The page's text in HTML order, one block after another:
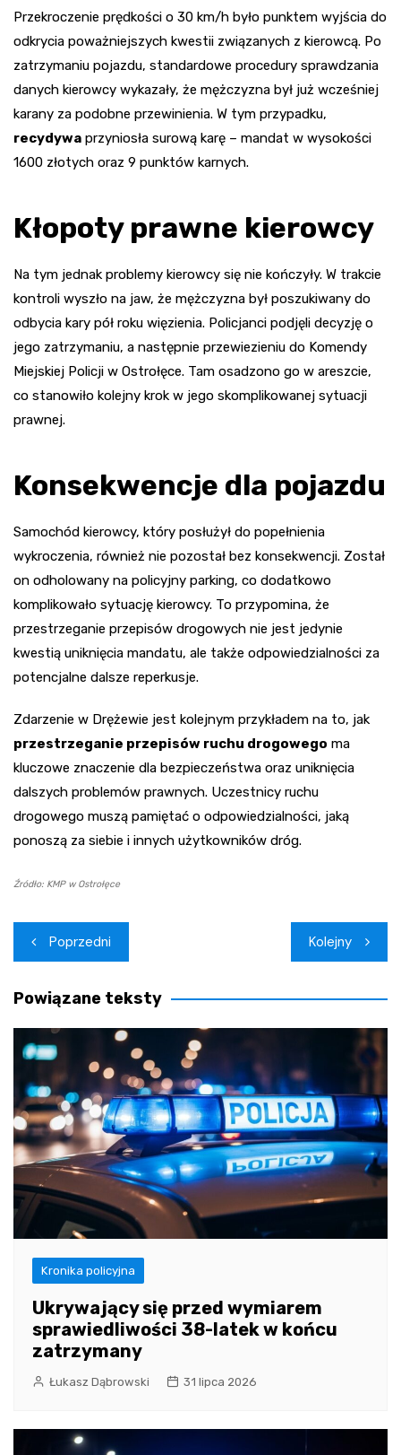
Przekroczenie prędkości o 30 km/h było punktem wyjścia do
odkrycia poważniejszych kwestii związanych z kierowcą. Po
zatrzymaniu pojazdu, standardowe procedury sprawdzania
danych kierowcy wykazały, że mężczyzna był już wcześniej
karany za podobne przewinienia. W tym przypadku,
recydywa przyniosła surową karę – mandat w wysokości
1600 złotych oraz 9 punktów karnych.
Kłopoty prawne kierowcy
Na tym jednak problemy kierowcy się nie kończyły. W trakcie
kontroli wyszło na jaw, że mężczyzna był poszukiwany do
odbycia kary pół roku więzienia. Policjanci podjęli decyzję o
jego zatrzymaniu, a następnie przewiezieniu do Komendy
Miejskiej Policji w Ostrołęce. Tam osadzono go w areszcie,
co stanowiło kolejny krok w jego skomplikowanej sytuacji
prawnej.
Konsekwencje dla pojazdu
Samochód kierowcy, który posłużył do popełnienia
wykroczenia, również nie pozostał bez konsekwencji. Został
on odholowany na policyjny parking, co dodatkowo
komplikowało sytuację kierowcy. To przypomina, że
przestrzeganie przepisów drogowych nie jest jedynie
kwestią uniknięcia mandatu, ale także odpowiedzialności za
potencjalne dalsze reperkusje.
Zdarzenie w Drężewie jest kolejnym przykładem na to, jak
przestrzeganie przepisów ruchu drogowego ma
kluczowe znaczenie dla bezpieczeństwa oraz uniknięcia
dalszych problemów prawnych. Uczestnicy ruchu
drogowego muszą pamiętać o odpowiedzialności, jaką
ponoszą za siebie i innych użytkowników dróg.
Źródło: KMP w Ostrołęce
Nawigacja
wpisu
Poprzedni Kolejny
Powiązane teksty
Kronika policyjna
Ukrywający się przed wymiarem
sprawiedliwości 38-latek w końcu
zatrzymany
Łukasz Dąbrowski 31 lipca 2026